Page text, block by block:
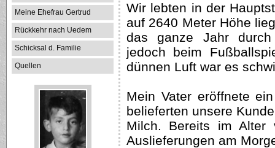
Meine Ehefrau Gertrud
Rückkehr nach Uedem
Schicksal d. Familie
Quellen
Wir lebten in der
auf 2640 Meter Höhe
das ganze Jahr
jedoch beim
dünnen Luft war es
Mein Vater eröffnete
belieferten unsere
Milch. Bereits im
Auslieferungen am